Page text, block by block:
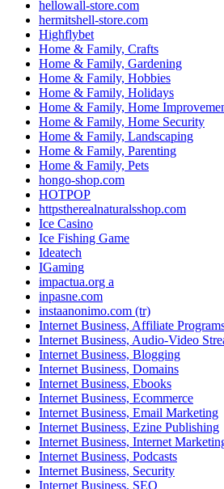
hellowall-store.com
hermitshell-store.com
Highflybet
Home & Family, Crafts
Home & Family, Gardening
Home & Family, Hobbies
Home & Family, Holidays
Home & Family, Home
Home & Family, Home Security
Home & Family, Landscaping
Home & Family, Parenting
Home & Family, Pets
hongo-shop.com
HOTPOP
httpstherealnaturalsshop.com
Ice Casino
Ice Fishing Game
Ideatech
IGaming
impactua.org a
inpasne.com
instaanonimo.com (tr)
Internet Business, Affiliate
Internet Business, Audio-Video
Internet Business, Blogging
Internet Business, Domains
Internet Business, Ebooks
Internet Business, Ecommerce
Internet Business, Email Marketing
Internet Business, Ezine Publishing
Internet Business, Internet
Internet Business, Podcasts
Internet Business, Security
Internet Business, SEO